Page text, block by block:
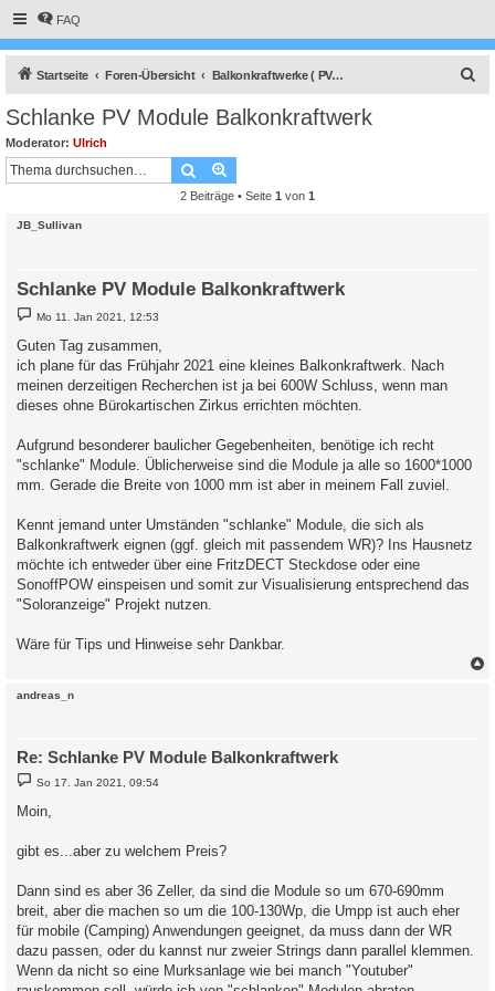
FAQ
Startseite Foren-Übersicht Balkonkraftwerke ( PV-Kleinanlage DIN VDE 0100-551 / -1 )
Schlanke PV Module Balkonkraftwerk
Moderator: Ulrich
Suche
2 Beiträge • Seite 1 von 1
JB_Sullivan
Schlanke PV Module Balkonkraftwerk
B
e
t
r
a
g
Mo 11. Jan 2021, 12:53
Guten Tag zusammen,
ich plane für das Frühjahr 2021 eine kleines Balkonkraftwerk. Nach
meinen derzeitigen Recherchen ist ja bei 600W Schluss, wenn man
dieses ohne Bürokartischen Zirkus errichten möchten.
Aufgrund besonderer baulicher Gegebenheiten, benötige ich recht
"schlanke" Module. Üblicherweise sind die Module ja alle so 1600*1000
mm. Gerade die Breite von 1000 mm ist aber in meinem Fall zuviel.
Kennt jemand unter Umständen "schlanke" Module, die sich als
Balkonkraftwerk eignen (ggf. gleich mit passendem WR)? Ins Hausnetz
möchte ich entweder über eine FritzDECT Steckdose oder eine
SonoffPOW einspeisen und somit zur Visualisierung entsprechend das
"Soloranzeige" Projekt nutzen.
Wäre für Tips und Hinweise sehr Dankbar.
andreas_n
Re: Schlanke PV Module Balkonkraftwerk
B
e
t
g
So 17. Jan 2021, 09:54
Moin,
gibt es...aber zu welchem Preis?
Dann sind es aber 36 Zeller, da sind die Module so um 670-690mm
breit, aber die machen so um die 100-130Wp, die Umpp ist auch eher
für mobile (Camping) Anwendungen geeignet, da muss dann der WR
dazu passen, oder du kannst nur zweier Strings dann parallel klemmen.
Wenn da nicht so eine Murksanlage wie bei manch "Youtuber"